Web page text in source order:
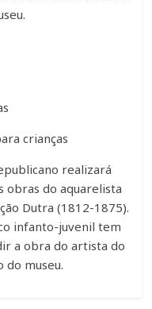
crianças
realizará
obras do aquarelista
Dutra (1812-1875).
infanto-juvenil tem
a obra do artista do
do museu.